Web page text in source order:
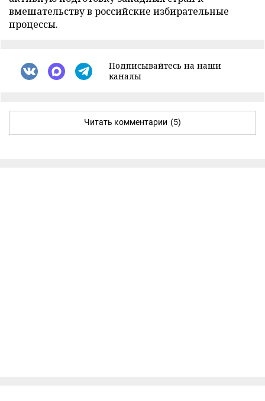
вмешательству в российские избирательные
процессы.
Подписывайтесь на наши
каналы
Читать комментарии (5)